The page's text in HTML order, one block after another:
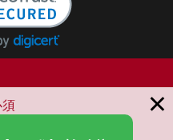
×